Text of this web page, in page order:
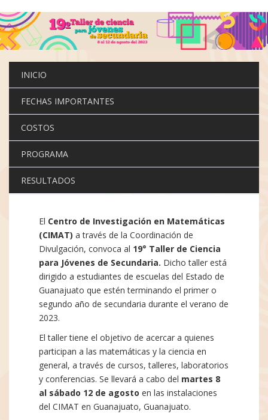
al
contenido
principal
INICIO
FECHAS IMPORTANTES
COSTOS
PROGRAMA
RESULTADOS
El Centro de Investigación en Matemáticas
(CIMAT) a través de la Coordinación de
Divulgación, convoca al 19° Taller de Ciencia
para Jóvenes de Secundaria. Dicho taller está
dirigido a estudiantes de escuelas del Estado de
Guanajuato que estén terminando el primer o
segundo año de secundaria durante el verano de
2023.
El taller tiene el objetivo de acercar a quienes
participan a las matemáticas y la ciencia en
general, a través de cursos, talleres, laboratorios
y conferencias. Se llevará a cabo del martes 8
al sábado 12 de agosto en las instalaciones
del CIMAT en Guanajuato, Guanajuato.